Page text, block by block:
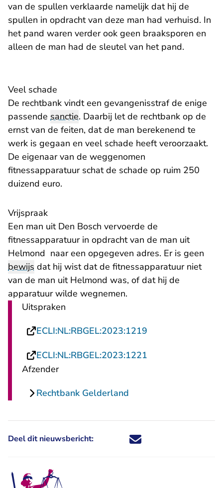
van de spullen verklaarde namelijk dat hij de
spullen in opdracht van deze man had verhuisd. In
het pand waren verder ook geen braaksporen en
alleen de man had de sleutel van het pand.
Veel schade
De rechtbank vindt een gevangenisstraf de enige
passende sanctie. Daarbij let de rechtbank op de
ernst van de feiten, dat de man berekenend te
werk is gegaan en veel schade heeft veroorzaakt.
De eigenaar van de weggenomen
fitnessapparatuur schat de schade op ruim 250
duizend euro.
Vrijspraak
Een man uit Den Bosch vervoerde de
fitnessapparatuur in opdracht van de man uit
Helmond naar een opgegeven adres. Er is geen
bewijs dat hij wist dat de fitnessapparatuur niet
van de man uit Helmond was, of dat hij de
apparatuur wilde wegnemen.
Uitspraken
ECLI:NL:RBGEL:2023:1219
ECLI:NL:RBGEL:2023:1221
Afzender
Rechtbank Gelderland
Deel dit nieuwsbericht: Deel dit nieuwsbericht via X -
Deel dit nieuwsbericht via
Deel dit nieuwsbericht
Deel dit